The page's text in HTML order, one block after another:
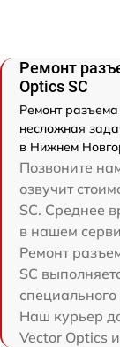
Ремонт
Optics SC
Ремонт
несложная
в Нижнем
Позвоните
озвучит
SC. Среднее
в нашем
Ремонт
SC
Наш курьер
Vector Optics